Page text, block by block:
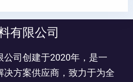
有限公司
公司创建于2020年，是一
决方案供应商，致力于为全